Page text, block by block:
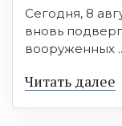
Сегодня, 8
вновь
вооруженных
Читать далее